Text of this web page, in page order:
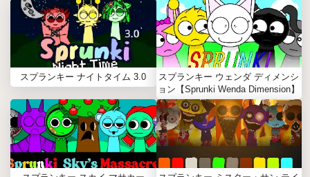
スプランキー ナイトタイム 3.0
スプランキー ウェンダ ディメンシ
ョン【Sprunki Wenda Dimension】